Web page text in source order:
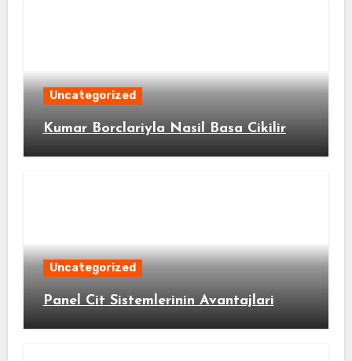
Uncategorized
Kumar Borclariyla Nasil Basa Cikilir
Uncategorized
Panel Cit Sistemlerinin Avantajlari